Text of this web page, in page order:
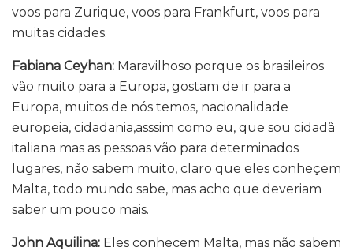
voos para Zurique, voos para Frankfurt, voos para
muitas cidades.
Fabiana Ceyhan: Maravilhoso porque os brasileiros
vão muito para a Europa, gostam de ir para a
Europa, muitos de nós temos, nacionalidade
europeia, cidadania,asssim como eu, que sou cidadã
italiana mas as pessoas vão para determinados
lugares, não sabem muito, claro que eles conheçem
Malta, todo mundo sabe, mas acho que deveriam
saber um pouco mais.
John Aquilina: Eles conhecem Malta, mas não sabem